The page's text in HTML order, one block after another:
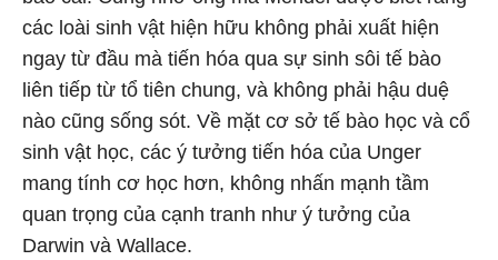
các loài sinh vật hiện hữu không phải xuất hiện
ngay từ đầu mà tiến hóa qua sự sinh sôi tế bào
liên tiếp từ tổ tiên chung, và không phải hậu duệ
nào cũng sống sót. Về mặt cơ sở tế bào học và cổ
sinh vật học, các ý tưởng tiến hóa của Unger
mang tính cơ học hơn, không nhấn mạnh tầm
quan trọng của cạnh tranh như ý tưởng của
Darwin và Wallace.